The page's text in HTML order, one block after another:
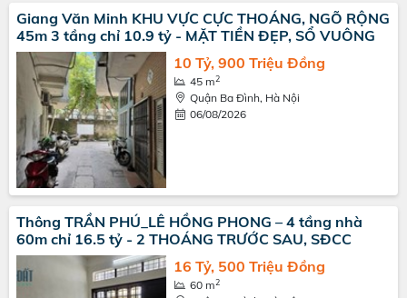
Giang Văn Minh KHU VỰC CỰC THOÁNG, NGÕ RỘNG
45m 3 tầng chỉ 10.9 tỷ - MẶT TIỀN ĐẸP, SỔ VUÔNG
10 Tỷ, 900 Triệu Đồng
45 m2
Quận Ba Đình, Hà Nội
06/08/2026
Thông TRẦN PHÚ_LÊ HỒNG PHONG – 4 tầng nhà
60m chỉ 16.5 tỷ - 2 THOÁNG TRƯỚC SAU, SĐCC
16 Tỷ, 500 Triệu Đồng
60 m2